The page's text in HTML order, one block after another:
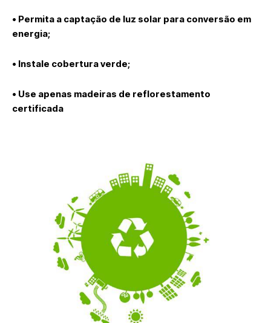
• Permita a captação de luz solar para conversão em
energia;
• Instale cobertura verde;
• Use apenas madeiras de reflorestamento
certificada